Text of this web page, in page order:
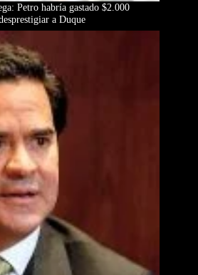
Petro habría gastado $2.000
a Duque